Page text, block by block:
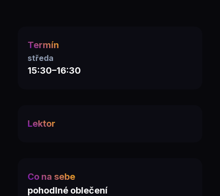
Termín
středa
15:30–16:30
Lektor
Co na sebe
pohodlné oblečení